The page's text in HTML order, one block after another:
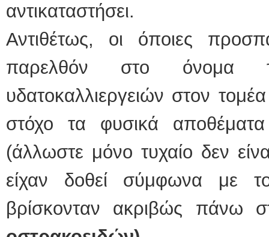
αντικαταστήσει.
Αντιθέτως, οι όποιες
παρελθόν στο όνομα
υδατοκαλλιεργειών στον
στόχο τα φυσικά
(άλλωστε μόνο τυχαίο δεν
είχαν δοθεί σύμφωνα με
βρίσκονταν ακριβώς πάνω